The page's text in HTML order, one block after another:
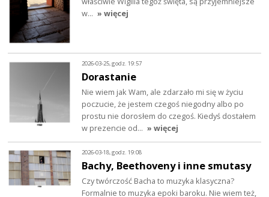
w… » więcej
2026-03-25, godz. 19:57
Dorastanie
Nie wiem jak Wam, ale zdarzało mi się w życiu
poczucie, że jestem czegoś niegodny albo po
prostu nie dorosłem do czegoś. Kiedyś dostałem
w prezencie od… » więcej
2026-03-18, godz. 19:08
Bachy, Beethoveny i inne smutasy
Czy twórczość Bacha to muzyka klasyczna?
Formalnie to muzyka epoki baroku. Nie wiem też,